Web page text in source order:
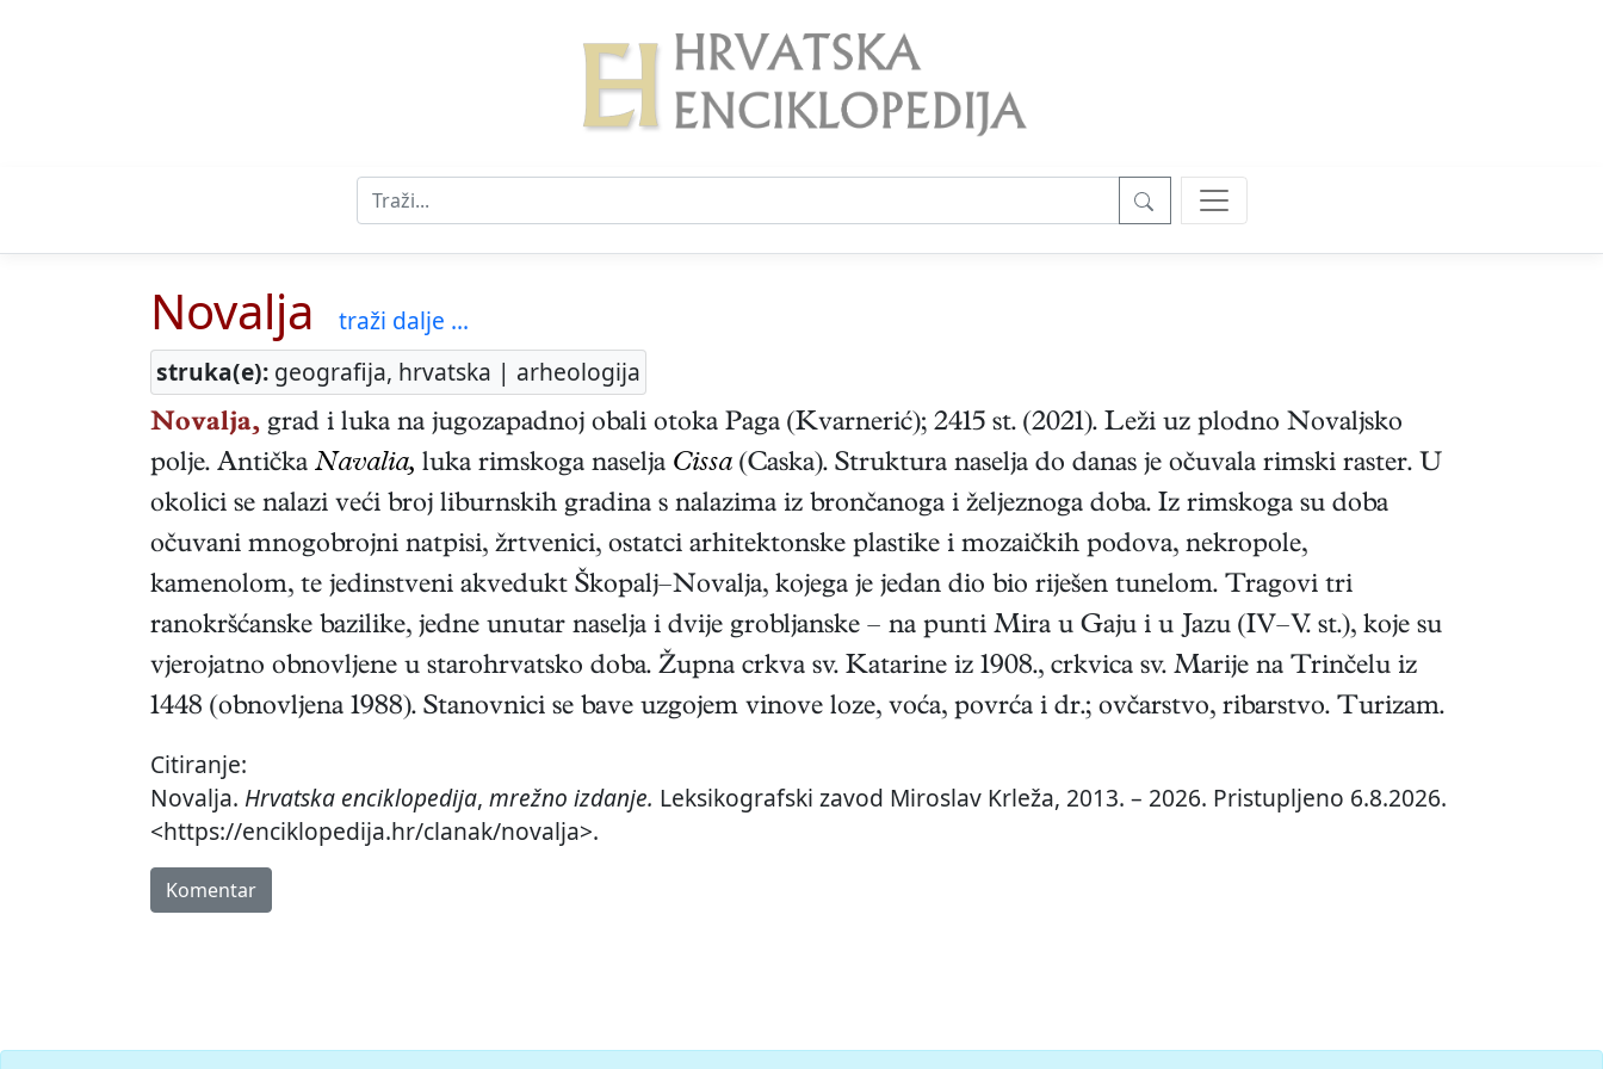
Novalja
traži dalje ...
struka(e): geografija, hrvatska | arheologija
Novalja, grad i luka na jugozapadnoj obali otoka Paga (Kvarnerić); 2415 st. (2021). Leži uz plodno Novaljsko
polje. Antička Navalia, luka rimskoga naselja Cissa (Caska). Struktura naselja do danas je očuvala rimski raster. U
okolici se nalazi veći broj liburnskih gradina s nalazima iz brončanoga i željeznoga doba. Iz rimskoga su doba
očuvani mnogobrojni natpisi, žrtvenici, ostatci arhitektonske plastike i mozaičkih podova, nekropole,
kamenolom, te jedinstveni akvedukt Škopalj–Novalja, kojega je jedan dio bio riješen tunelom. Tragovi tri
ranokršćanske bazilike, jedne unutar naselja i dvije grobljanske – na punti Mira u Gaju i u Jazu (IV–V. st.), koje su
vjerojatno obnovljene u starohrvatsko doba. Župna crkva sv. Katarine iz 1908., crkvica sv. Marije na Trinčelu iz
1448 (obnovljena 1988). Stanovnici se bave uzgojem vinove loze, voća, povrća i dr.; ovčarstvo, ribarstvo. Turizam.
Citiranje:
Novalja. Hrvatska enciklopedija, mrežno izdanje. Leksikografski zavod Miroslav Krleža, 2013. – 2026. Pristupljeno 6.8.2026.
<https://enciklopedija.hr/clanak/novalja>.
Komentar